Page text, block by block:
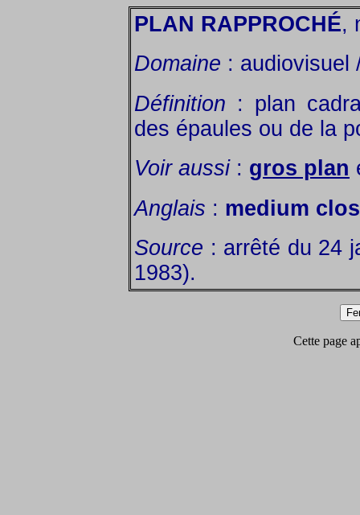
PLAN RAPPROCHÉ,
Domaine : audiovisuel
Définition : plan
des épaules ou de la
Voir aussi: gros plan
Anglais : medium
Source : arrêté du 24
1983).
Cette page